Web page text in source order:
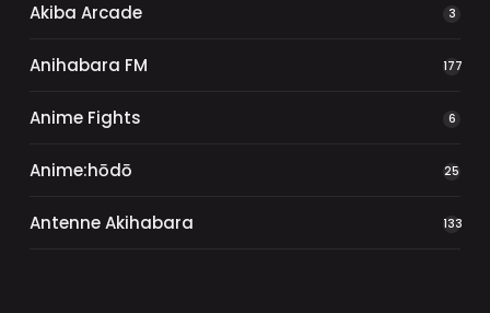
Akiba Arcade 3
Anihabara FM 177
Anime Fights 6
Anime:hōdō 25
Antenne Akihabara 133